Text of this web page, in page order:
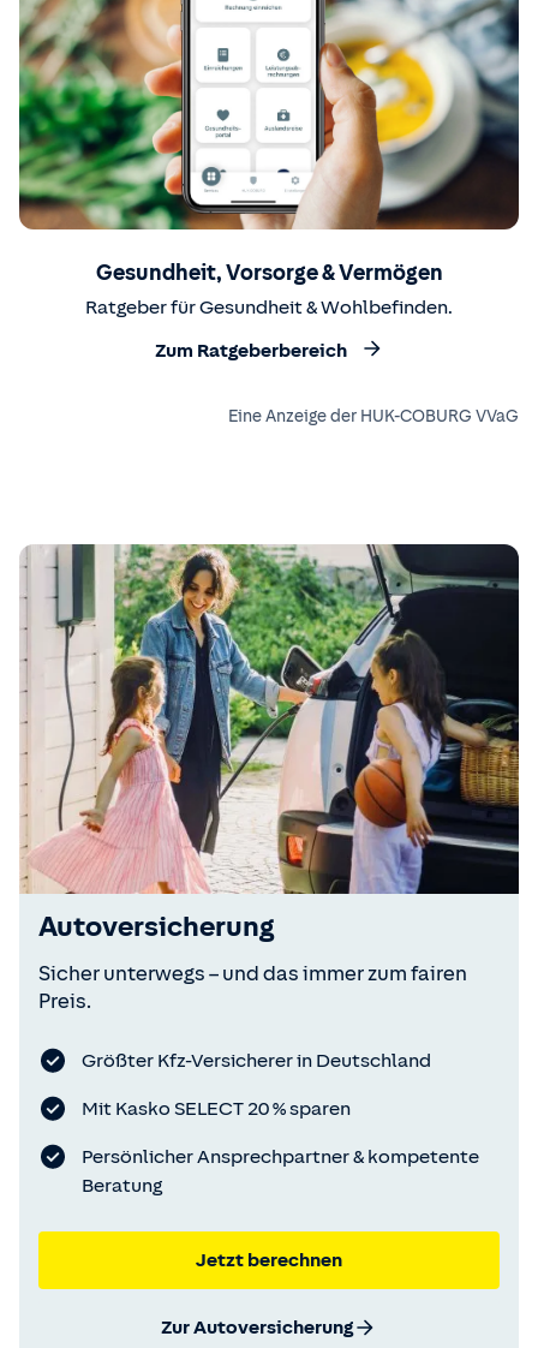
Gesundheit, Vorsorge & Vermögen
Ratgeber für Gesundheit & Wohlbefinden.
Zum Ratgeberbereich
Eine Anzeige der HUK-COBURG VVaG
Autoversicherung
Sicher unterwegs – und das immer zum fairen
Preis.
Größter Kfz-Versicherer in Deutschland
Mit Kasko SELECT 20 % sparen
Persönlicher Ansprechpartner & kompetente
Beratung
Jetzt berechnen
Zur Autoversicherung